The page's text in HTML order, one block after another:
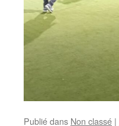
Publié dans Non classé |